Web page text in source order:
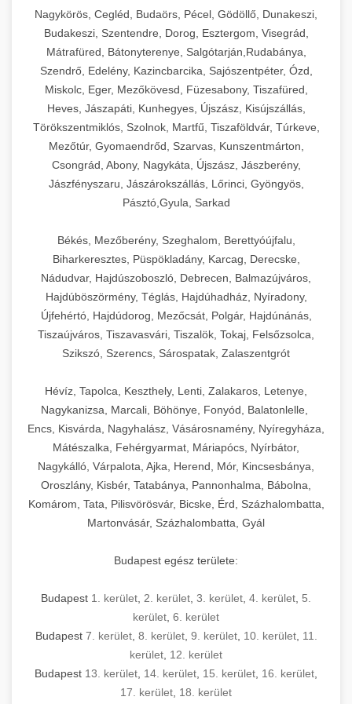
chef-iparikonyhagepek.hu
élelmiszer-előkészítéshez. Különböző reszelési
méretek különböző alkalmazásokhoz.
chef-iparikonyhagepek.hu
kereskedelmi sajtreszelő
🍳 28. Nagykonyhai
Berendezések
+
Teljes körű nagykonyhai berendezések és
professzionális vendéglátóipari kellékek.
Minden, ami szükséges éttermi és catering
műveletekhez.
chef-iparikonyhagepek.hu
kereskedelmi konyhai megoldások
Nagykörös, Cegléd, Budaörs, Pécel, Gödöllő, Dunakeszi,
Budakeszi, Szentendre, Dorog, Esztergom, Visegrád,
Mátrafüred, Bátonyterenye, Salgótarján,Rudabánya,
Szendrő, Edelény, Kazincbarcika, Sajószentpéter, Ózd,
Miskolc, Eger, Mezőkövesd, Füzesabony, Tiszafüred,
Heves, Jászapáti, Kunhegyes, Újszász, Kisújszállás,
Törökszentmiklós, Szolnok, Martfű, Tiszaföldvár, Túrkeve,
Mezőtúr, Gyomaendrőd, Szarvas, Kunszentmárton,
Csongrád, Abony, Nagykáta, Újszász, Jászberény,
Jászfényszaru, Jászárokszállás, Lőrinci, Gyöngyös,
Pásztó,Gyula, Sarkad
Békés, Mezőberény, Szeghalom, Berettyóújfalu,
Biharkeresztes, Püspökladány, Karcag, Derecske,
Nádudvar, Hajdúszoboszló, Debrecen, Balmazújváros,
Hajdúböszörmény, Téglás, Hajdúhadház, Nyíradony,
Újfehértó, Hajdúdorog, Mezőcsát, Polgár, Hajdúnánás,
Tiszaújváros, Tiszavasvári, Tiszalök, Tokaj, Felsőzsolca,
Szikszó, Szerencs, Sárospatak, Zalaszentgrót
Hévíz, Tapolca, Keszthely, Lenti, Zalakaros, Letenye,
Nagykanizsa, Marcali, Böhönye, Fonyód, Balatonlelle,
Encs, Kisvárda, Nagyhalász, Vásárosnamény, Nyíregyháza,
Mátészalka, Fehérgyarmat, Máriapócs, Nyírbátor,
Nagykálló, Várpalota, Ajka, Herend, Mór, Kincsesbánya,
Oroszlány, Kisbér, Tatabánya, Pannonhalma, Bábolna,
Komárom, Tata, Pilisvörösvár, Bicske, Érd, Százhalombatta,
Martonvásár, Százhalombatta, Gyál
Budapest egész területe:
Budapest 1. kerület 2. kerület 3. kerület 4. kerület 5.
kerület 6. kerület
Budapest 7. kerület, 8. kerület, 9. kerület, 10. kerület, 11.
kerület 12. kerület
Budapest 13. kerület 14. kerület 15. kerület 16. kerület
17. kerület 18. kerület